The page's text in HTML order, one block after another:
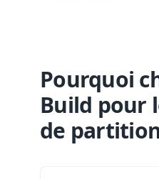
Pourquoi
Build pour
de